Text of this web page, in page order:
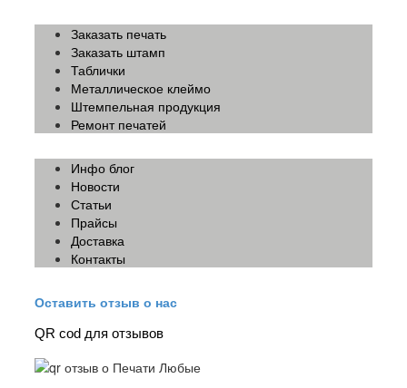
Заказать печать
Заказать штамп
Таблички
Металлическое клеймо
Штемпельная продукция
Ремонт печатей
Инфо блог
Новости
Статьи
Прайсы
Доставка
Контакты
Оставить отзыв о нас
QR cod для отзывов